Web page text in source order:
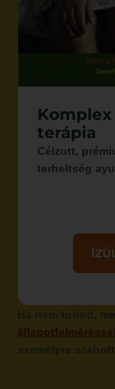
terápia
Célzott,
terheltség
Ha nem tudod,
állapotfelméréssel
személyre